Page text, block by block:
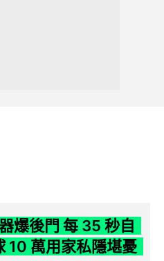
爆後門 每 35 秒自
10 萬用家私隱堪憂